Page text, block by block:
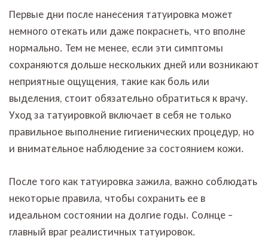
Первые дни после нанесения татуировка может
немного отекать или даже покраснеть, что вполне
нормально. Тем не менее, если эти симптомы
сохраняются дольше нескольких дней или возникают
неприятные ощущения, такие как боль или
выделения, стоит обязательно обратиться к врачу.
Уход за татуировкой включает в себя не только
правильное выполнение гигиенических процедур, но
и внимательное наблюдение за состоянием кожи.
После того как татуировка зажила, важно соблюдать
некоторые правила, чтобы сохранить ее в
идеальном состоянии на долгие годы. Солнце –
главный враг реалистичных татуировок.